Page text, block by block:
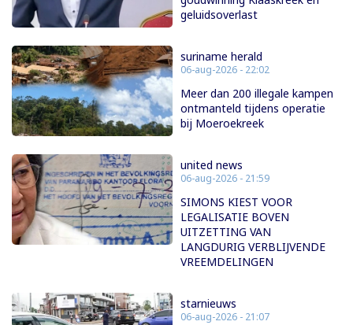
geluidsoverlast
suriname herald
06-aug-2026 - 22:02
Meer dan 200 illegale kampen
ontmanteld tijdens operatie
bij Moeroekreek
united news
06-aug-2026 - 21:59
SIMONS KIEST VOOR
LEGALISATIE BOVEN
UITZETTING VAN
LANGDURIG VERBLIJVENDE
VREEMDELINGEN
starnieuws
06-aug-2026 - 21:07